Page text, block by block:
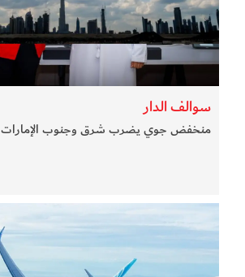
سوالف الدار
منخفض جوي يضرب شرق وجنوب الإمارات